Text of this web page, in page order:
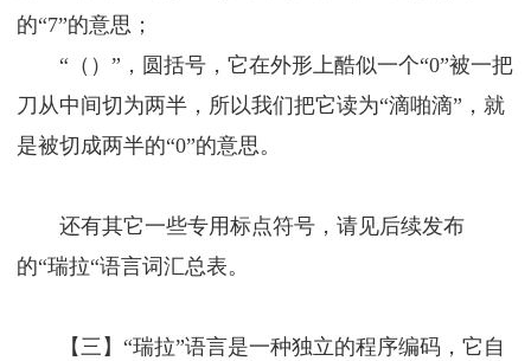
的“7”的意思；
“（）”，圆括号，它在外形上酷似一个“0”被一把
刀从中间切为两半，所以我们把它读为“滴啪滴”，就
是被切成两半的“0”的意思。
还有其它一些专用标点符号，请见后续发布
的“瑞拉“语言词汇总表。
【三】“瑞拉”语言是一种独立的程序编码，它自